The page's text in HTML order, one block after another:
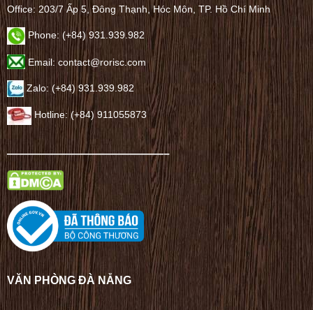
Office: 203/7 Ấp 5, Đông Thạnh, Hóc Môn, TP. Hồ Chí Minh
Phone: (+84) 931.939.982
Email: contact@rorisc.com
Zalo: (+84) 931.939.982
Hotline: (+84) 911055873
——————————————–
VĂN PHÒNG ĐÀ NẴNG